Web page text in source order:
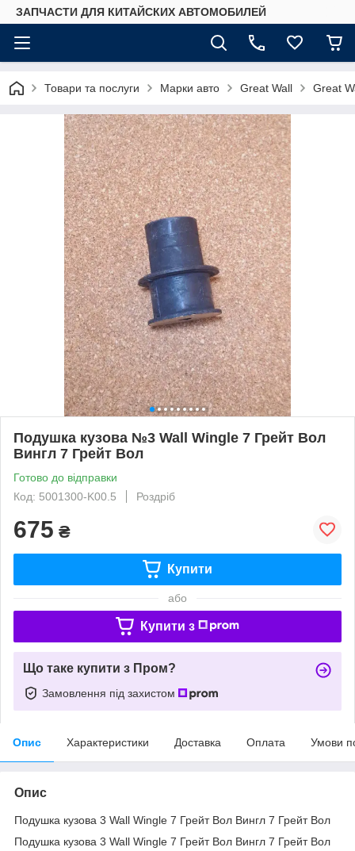
ЗАПЧАСТИ ДЛЯ КИТАЙСКИХ АВТОМОБИЛЕЙ
Товари та послуги Марки авто Great Wall Great
Подушка кузова №3 Wall Wingle 7 Грейт Вол
Вингл 7 Грейт Вол
Готово до відправки
Код: 5001300-K00.5
Роздріб
675 ₴
Купити
або
Купити з
Що таке купити з Пром?
Замовлення під захистом
Опис Характеристики Доставка Оплата Умови
Опис
Подушка кузова 3 Wall Wingle 7 Грейт Вол Вингл 7 Грейт Вол
Подушка кузова 3 Wall Wingle 7 Грейт Вол Вингл 7 Грейт Вол